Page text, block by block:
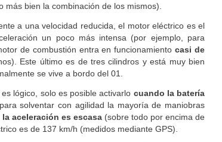
bien la combinación de los mismos).
a una velocidad reducida, el motor eléctrico es el
un poco más intensa (por ejemplo, para
de combustión entra en funcionamientocasi de
Este último es de tres cilindros y está muy bien
se vive a bordo del 01.
lógico, solo es posible activarlo cuando la batería
solventar con agilidad la mayoría de maniobras
la aceleración es escasa(sobre todo por encima de
es de 137 km/h (medidos mediante GPS).